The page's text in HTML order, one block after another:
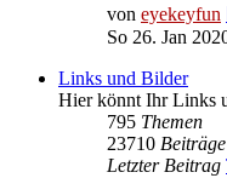
von eyekeyfun
So 26. Jan
Links und Bilder
Hier könnt Ihr Links
795 Themen
23710 Beiträge
Letzter Beitrag